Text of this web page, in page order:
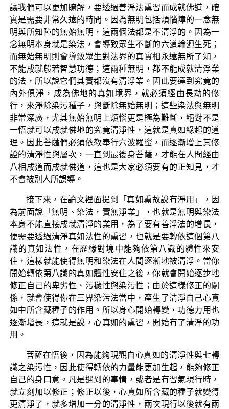
讓我們可以更加瞭解，要透過善淨法熏習而成就佛道，確
實是需要非常久遠的時間。因為無明包括煩惱障的一念無
明與所知障的無始無明，這兩個法都是不清淨的。因為一
念無明本身就是染法，會導致眾生不斷的六道輪迴生死；
而無始無明則會導致眾生對法界的真實相永遠無所了知，
不能成就般若智慧功德；這兩種無明，都不能成就清淨業
的法，所以說它們其實都沒有清淨業。因此要達到究竟的
內外俱淨，成為佛地的真如境界，就必須經由長劫的修
行，來淨除染污種子，與斷除無始無明；這些染法與無明
非常深廣，尤其無始無明上煩惱更是極為難斷，絕對不是
一悟就可以成就佛地的究竟清淨性，這就是真如緣起的道
理。因此菩薩們必須依教奉行六波羅蜜，而逐漸增上其修
證的清淨性與層次，一直到最後身菩薩，才能在人間經由
八相成道而成就佛道，這也是大家必須要有的正知見，才
不會被別人所誤導。
接下來，在論文裡面提到「真如熏故說有淨用」，因
為前面說「無明、染法，實無淨業」，也就是無明與染法
本身不能直接成就清淨的業用，為了要有善淨法的增長，
便需要透過清淨真如法性的熏習，也就是要轉依這個第八
識的真如法性，在歷緣對境中能夠依第八識的體性來安
住，這樣就能使得無明和染法在人間逐漸地被清淨。當你
開始轉依第八識的真如體性安住之後，你就會開始逐步地
修正自己的卑劣性、污穢性與染污性；由於這樣修正的關
係，就會使得你在三界染污法當中，產生了清淨自己心真
如中所含藏種子的作用。所以身心開始轉變，功德力用也
逐漸增長，這就是說，心真如的熏習，開始有了清淨的功
用。
菩薩在悟後，因為能夠現觀自心真如的清淨性與七轉
識之染污性，因此使得轉依的力量能更加生起，能夠修正
自己的身口意。凡是遇到的事情，或者是有習氣現行時，
就立刻加以修正；修正以後，心真如所含藏的種子就變得
更清淨了，就多增加一分的清淨性，兩次現行以後就有兩